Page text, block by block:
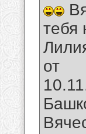
тебя
от